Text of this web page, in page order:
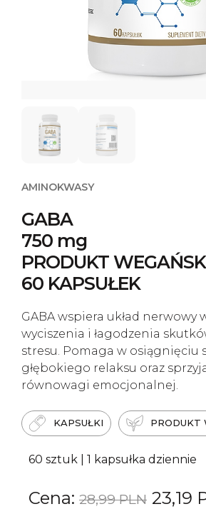
AMINOKWASY
GABA
750 mg
PRODUKT
60 KAPSUŁEK
GABA wspiera układ nerwowy
wyciszenia i łagodzenia
stresu. Pomaga w osiągnięciu
głębokiego relaksu oraz
równowagi emocjonalnej.
KAPSUŁKI PRODUKT
60 sztuk | 1 kapsułka dziennie
28,99PLN 23,19